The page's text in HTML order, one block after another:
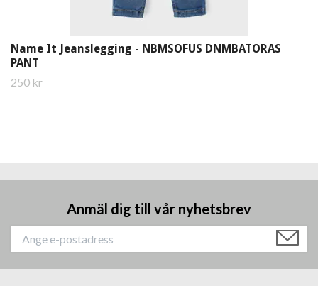
Name It Jeanslegging - NBMSOFUS DNMBATORAS
PANT
250 kr
Anmäl dig till vår nyhetsbrev